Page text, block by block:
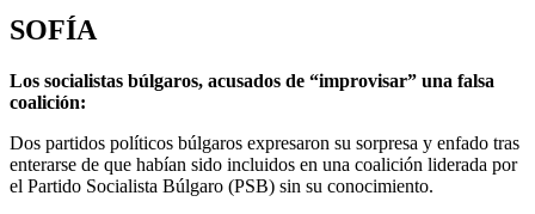
SOFÍA
Los socialistas búlgaros, acusados de “improvisar” una falsa
coalición:
Dos partidos políticos búlgaros expresaron su sorpresa y enfado tras
enterarse de que habían sido incluidos en una coalición liderada por
el Partido Socialista Búlgaro (PSB) sin su conocimiento.